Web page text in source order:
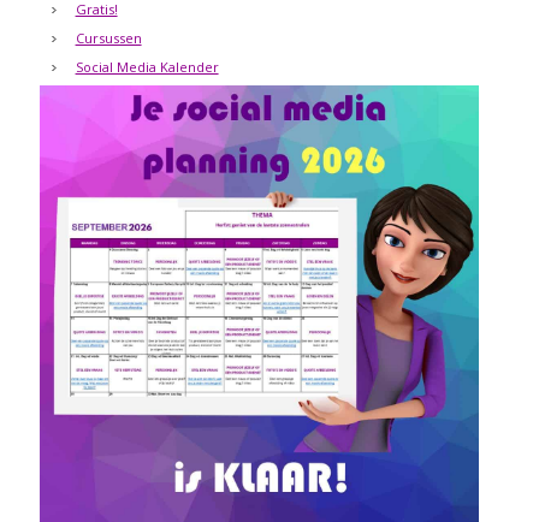
Gratis!
Cursussen
Social Media Kalender